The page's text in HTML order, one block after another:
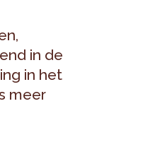
in de
in het
meer